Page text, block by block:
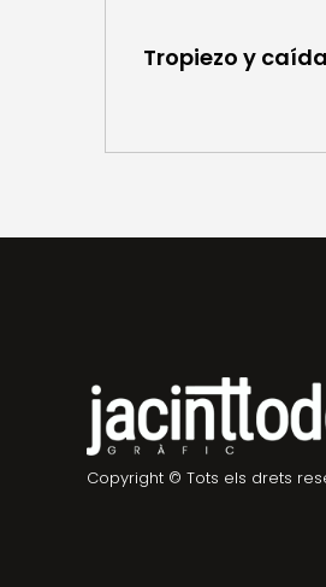
Tropiezo y
Copyright © Tots els drets